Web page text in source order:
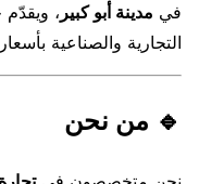
في مدينة أبو كبير ،
التجارية والصناعية
🔹 من نحن